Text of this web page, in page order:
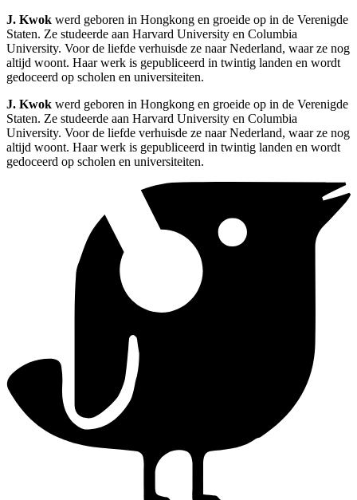
J. Kwok werd geboren in Hongkong en groeide op in de Verenigde
Staten. Ze studeerde aan Harvard University en Columbia
University. Voor de liefde verhuisde ze naar Nederland, waar ze nog
altijd woont. Haar werk is gepubliceerd in twintig landen en wordt
gedoceerd op scholen en universiteiten.
J. Kwok werd geboren in Hongkong en groeide op in de Verenigde
Staten. Ze studeerde aan Harvard University en Columbia
University. Voor de liefde verhuisde ze naar Nederland, waar ze nog
altijd woont. Haar werk is gepubliceerd in twintig landen en wordt
gedoceerd op scholen en universiteiten.